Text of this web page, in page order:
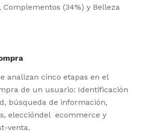
Complementos (34%) y Belleza
analizan cinco etapas en el
de un usuario: Identificación
búsqueda de información,
eleccióndel ecommerce y
venta.